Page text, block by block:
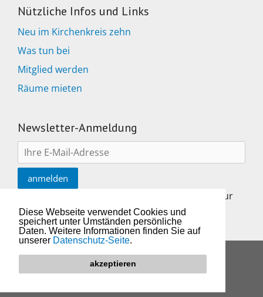
Diese Webseite verwendet Cookies und
speichert unter Umständen persönliche
Daten. Weitere Informationen finden Sie auf
unserer Datenschutz-Seite.
akzeptieren
Nützliche Infos und Links
Neu im Kirchenkreis zehn
Was tun bei
Mitglied werden
Räume mieten
Newsletter-Anmeldung
Nach Eingabe einer Mailadresse gehts weiter zur
Auswahl Ihrer Wünsche
Impressum & Datenschutzerklärung